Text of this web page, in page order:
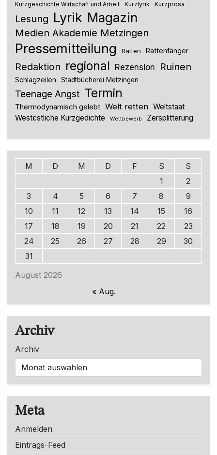
Kurzgeschichte Wirtschaft und Arbeit Kurzlyrik Kurzprosa
Lesung Lyrik Magazin
Medien Akademie Metzingen
Pressemitteilung Ratten Rattenfänger
Redaktion regional Rezension Ruinen
Schlagzeilen Stadtbücherei Metzingen
Teenage Angst Termin
Thermodynamisch gelebt Welt retten Weltstaat
Westöstliche Kurzgedichte
Wettbewerb Zersplitterung
August 2026
M D M D F S
S
1
2
3
4 5 6 7 8
9
10
11 12 13 14 15
16
17
18 19 20 21 22
23
24
25 26 27 28 29
30
31
« Aug.
Archiv
Archiv
Meta
Anmelden
Eintrags-Feed